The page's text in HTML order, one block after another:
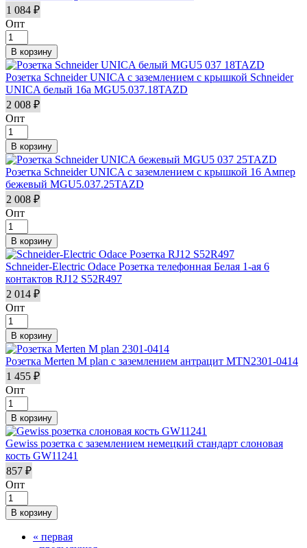
1 084 ₽
Опт
Розетка Schneider UNICA с заземлением с крышкой Schneider
UNICA белый 16а MGU5.037.18TAZD
2 008 ₽
Опт
Розетка Schneider UNICA с заземлением с крышкой 16 Ампер
бежевый MGU5.037.25TAZD
2 008 ₽
Опт
Schneider-Electric Odace Розетка телефонная Белая 1-ая 6
контактов RJ12 S52R497
2 014 ₽
Опт
Розетка Merten M plan с заземлением антрацит MTN2301-0414
1 455 ₽
Опт
Gewiss розетка с заземлением немецкий стандарт слоновая
кость GW11241
857 ₽
Опт
Страницы
« первая